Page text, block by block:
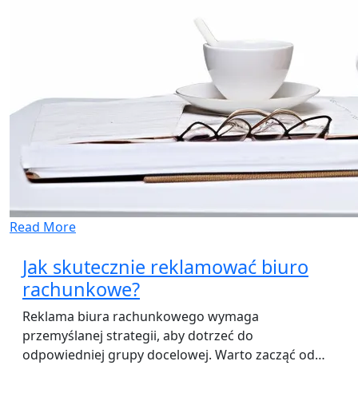
Read More
Jak skutecznie reklamować biuro
rachunkowe?
Reklama biura rachunkowego wymaga
przemyślanej strategii, aby dotrzeć do
odpowiedniej grupy docelowej. Warto zacząć od…